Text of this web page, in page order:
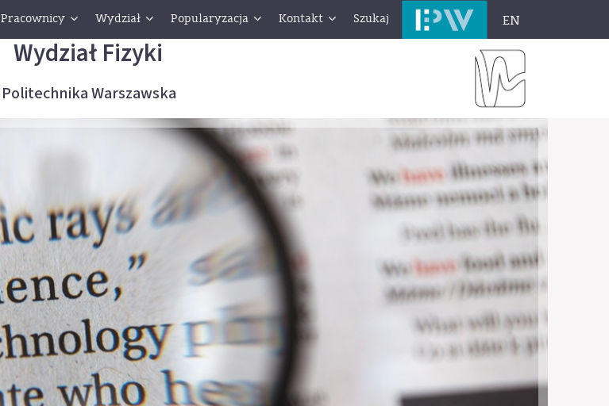
Pracownicy Wydział Popularyzacja Kontakt Szukaj EN
Wydział Fizyki
Politechnika Warszawska